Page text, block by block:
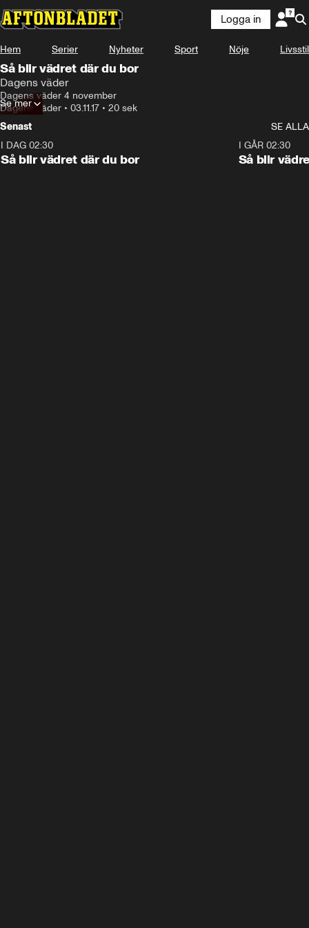
Logga in
Hem Serier Nyheter Sport Nöje Livsstil
Så blir vädret där du bor
Dagens väder
Dagens väder 4 november
Dagens väder • 03.11.17 • 20 sek
Se mer
Senast
SE ALLA
I DAG 02:30
Så blir vädret där du bor
I GÅR 02:30
Så blir